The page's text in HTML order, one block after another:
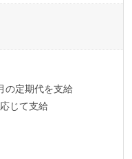
の定期代を支給
じて支給